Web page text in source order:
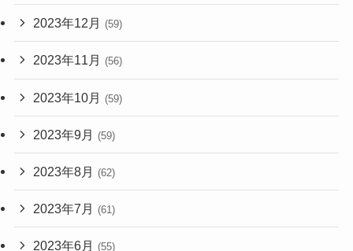
2023年12月 (59)
2023年11月 (56)
2023年10月 (59)
2023年9月 (59)
2023年8月 (62)
2023年7月 (61)
2023年6月 (55)